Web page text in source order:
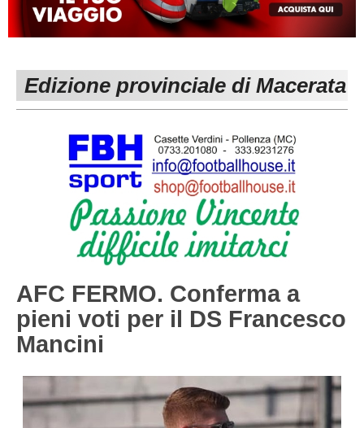
MACERATA
Carica la tua Rosa
ECCELLENZA
1^ CATEGORIA
3^ CATEGORIA
GIOVANILI
REGIONALI
Edizione provinciale di Macerata
AFC FERMO. Conferma a
pieni voti per il DS Francesco
Mancini